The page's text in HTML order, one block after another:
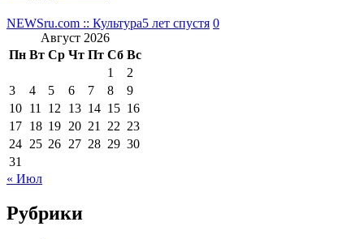
NEWSru.com :: Культура5 лет спустя 0
Август 2026
Пн Вт Ср Чт Пт Сб Вс
1
2
3
4 5 6 7 8
9
10 11 12 13 14 15 16
17 18 19 20 21 22 23
24 25 26 27 28 29 30
31
« Июл
Рубрики